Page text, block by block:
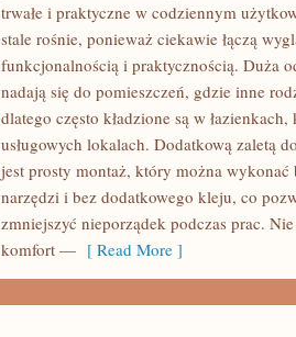
trwałe i praktyczne w codziennym
stale rośnie, ponieważ ciekawie łączą
funkcjonalnością i praktycznością. Duża
nadają się do pomieszczeń, gdzie inne
dlatego często kładzione są w
usługowych lokalach. Dodatkową zaletą
jest prosty montaż, który można wykonać
narzędzi i bez dodatkowego kleju, co
zmniejszyć nieporządek podczas prac.
komfort — [ Read More ]